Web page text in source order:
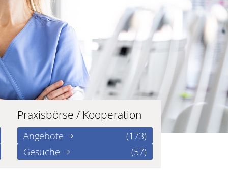
Praxisbörse / Kooperation
Angebote
(173)
Gesuche
(57)